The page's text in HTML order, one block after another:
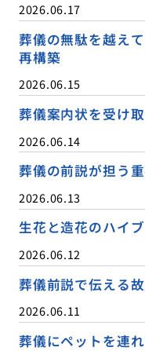
2026.06.17
葬儀の無駄を越え
再構築
2026.06.15
葬儀案内状を受け
2026.06.14
葬儀の前説が担う
2026.06.13
生花と造花のハイ
2026.06.12
葬儀前説で伝える
2026.06.11
葬儀にペットを連